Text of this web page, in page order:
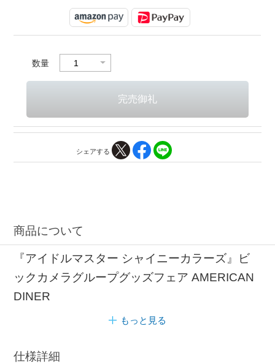
数量
シェアする
商品について
『アイドルマスター シャイニーカラーズ』ビ
ックカメラグループグッズフェア AMERICAN
DINER
もっと見る
仕様詳細